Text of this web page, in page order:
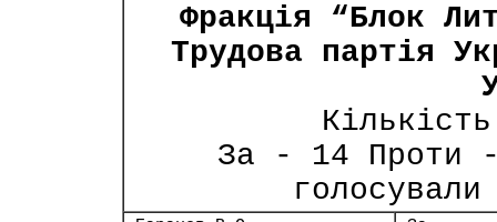
Фракція “Блок
Трудова партія
За - 14 Проти